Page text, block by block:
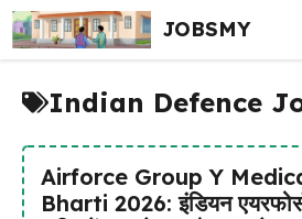
Skip
to
content
JOBSMY
Indian Defence
Airforce Group Y
Bharti 2026: इंडियन